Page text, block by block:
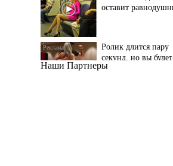
Ролик длится пару
Этот танец невесты
Наши Партнеры